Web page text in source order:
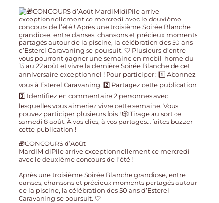
🎁CONCOURS d’Août
MardiMidiPile arrive exceptionnellement ce mercredi
avec le deuxième concours de l’été !
Après une troisième Soirée Blanche grandiose, entre
danses, chansons et précieux moments partagés autour
de la piscine, la célébration des 50 ans d’Esterel
Caravaning se poursuit. 🤍